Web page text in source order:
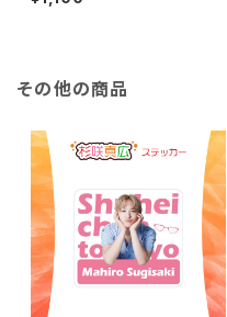
その他の商品